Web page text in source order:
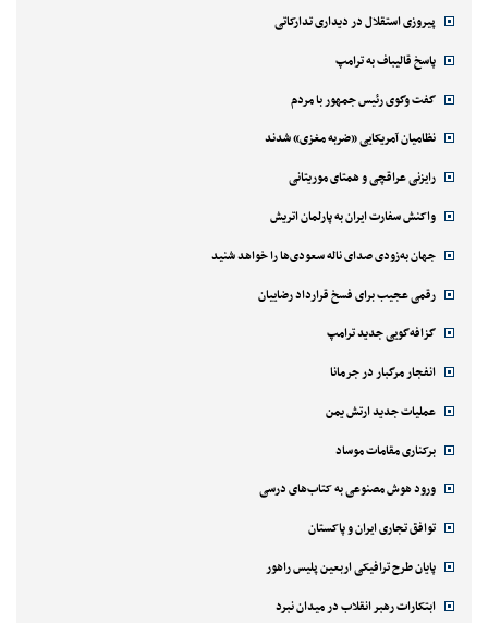
پیروزی استقلال در دیداری تدارکاتی
پاسخ قالیباف به ترامپ
گفت وگوی رئیس جمهور با مردم
نظامیان آمریکایی «ضربه مغزی» شدند
رایزنی عراقچی و همتای موریتانی
واکنش سفارت ایران به پارلمان اتریش
جهان به‌زودی صدای ناله سعودی‌ها را خواهد شنید
رقمی عجیب برای فسخ قرارداد رضاییان
گزافه‌گویی جدید ترامپ
انفجار مرگبار در جرمانا
عملیات جدید ارتش یمن
برکناری مقامات موساد
ورود هوش مصنوعی به کتاب‌های درسی
توافق تجاری ایران و پاکستان
پایان طرح ترافیکی اربعین پلیس راهور
ابتکارات رهبر انقلاب در میدان نبرد